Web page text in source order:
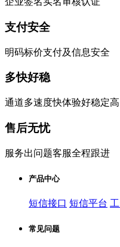
支付安全
明码标价支付及信息安全
多快好稳
通道多速度快体验好稳定高
售后无忧
服务出问题客服全程跟进
产品中心
短信接口 短信平台
常见问题